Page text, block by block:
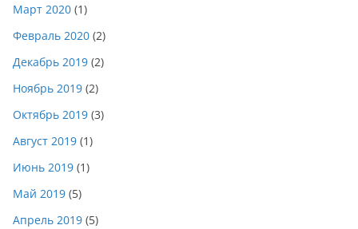
Март 2020 (1)
Февраль 2020 (2)
Декабрь 2019 (2)
Ноябрь 2019 (2)
Октябрь 2019 (3)
Август 2019 (1)
Июнь 2019 (1)
Май 2019 (5)
Апрель 2019 (5)